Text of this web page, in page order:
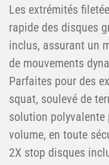
Les extrémités
rapide des disques
inclus, assurant un
de mouvements
Parfaites pour des
squat, soulevé de
solution polyvalente
volume, en toute
2X stop disques